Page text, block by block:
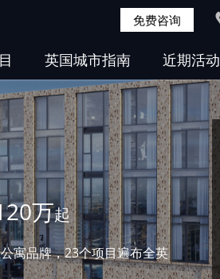
英国城市指南 近期活动
免费咨询
万起
寓品牌，23个项目遍布全英